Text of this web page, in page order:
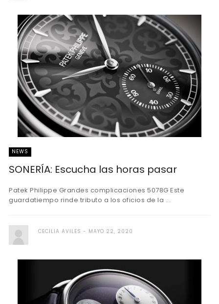
NEWS
SONERÍA: Escucha las horas pasar
Patek Philippe Grandes complicaciones 5078G Este
guardatiempo rinde tributo a los oficios de la ...
CECILIA AVILES MAYO 22, 2020